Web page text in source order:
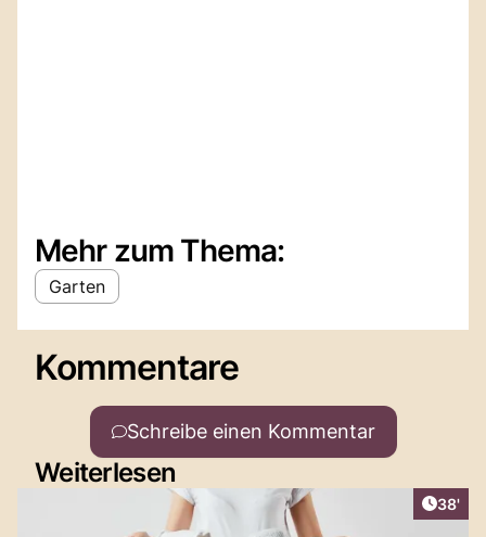
Mehr zum Thema:
Garten
Kommentare
Schreibe einen Kommentar
Weiterlesen
38'